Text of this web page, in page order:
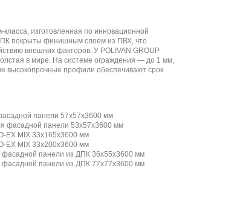
изготовленная по инновационной
покрыты финишным слоем из ПВХ, что
внешних факторов. У POLIVAN GROUP
в мире. На системе ограждения — до 1 мм,
высокопрочные профили обеспечивают срок
панели 57х57х3600 мм
фасадной панели 53х57х3600 мм
EX MIX 33х165х3600 мм
EX MIX 33х200х3600 мм
панели из ДПК 36х55х3600 мм
панели из ДПК 77х77х3600 мм